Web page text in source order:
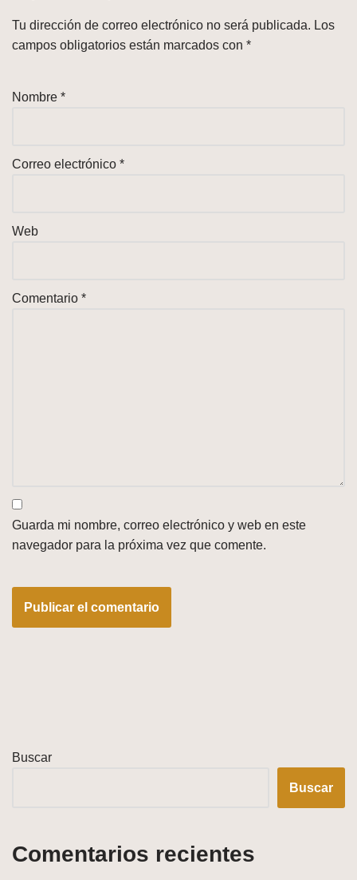
Tu dirección de correo electrónico no será publicada. Los
campos obligatorios están marcados con *
Nombre *
Correo electrónico *
Web
Comentario *
Guarda mi nombre, correo electrónico y web en este
navegador para la próxima vez que comente.
Buscar
Buscar
Comentarios recientes